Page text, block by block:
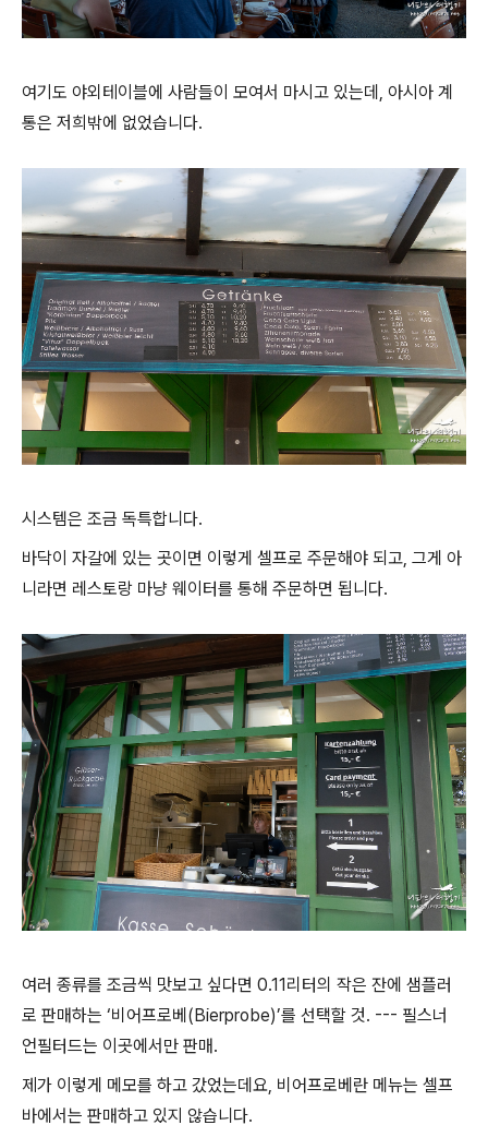
여기도 야외테이블에 사람들이 모여서 마시고 있는데, 아시아 계
통은 저희밖에 없었습니다.
시스템은 조금 독특합니다.
바닥이 자갈에 있는 곳이면 이렇게 셀프로 주문해야 되고, 그게 아
니라면 레스토랑 마냥 웨이터를 통해 주문하면 됩니다.
여러 종류를 조금씩 맛보고 싶다면 0.11리터의 작은 잔에 샘플러
로 판매하는 ‘비어프로베(Bierprobe)’를 선택할 것. --- 필스너
언필터드는 이곳에서만 판매.
제가 이렇게 메모를 하고 갔었는데요, 비어프로베란 메뉴는 셀프
바에서는 판매하고 있지 않습니다.